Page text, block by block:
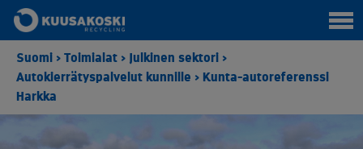
Suomi > Toimialat > Julkinen sektori >
Autokierrätyspalvelut kunnille > Kunta-autoreferenssi
Harkka